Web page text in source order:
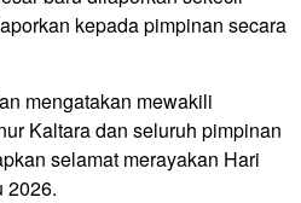
kepada pimpinan secara
mengatakan mewakili
Kaltara dan seluruh pimpinan
selamat merayakan Hari
2026.